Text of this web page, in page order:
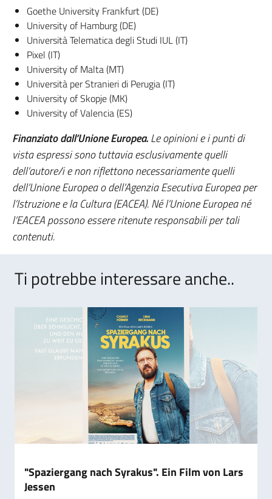
Goethe University Frankfurt (DE)
University of Hamburg (DE)
Università Telematica degli Studi IUL (IT)
Pixel (IT)
University of Malta (MT)
Università per Stranieri di Perugia (IT)
University of Skopje (MK)
University of Valencia (ES)
Finanziato dall’Unione Europea.Le opinioni e i punti di
vista espressi sono tuttavia esclusivamente quelli
dell’autore/i e non riflettono necessariamente quelli
dell’Unione Europea o dell’Agenzia Esecutiva Europea per
l’Istruzione e la Cultura (EACEA). Né l’Unione Europea né
l’EACEA possono essere ritenute responsabili per tali
contenuti.
Ti potrebbe interessare anche..
"Spaziergang nach Syrakus". Ein Film von Lars
Jessen